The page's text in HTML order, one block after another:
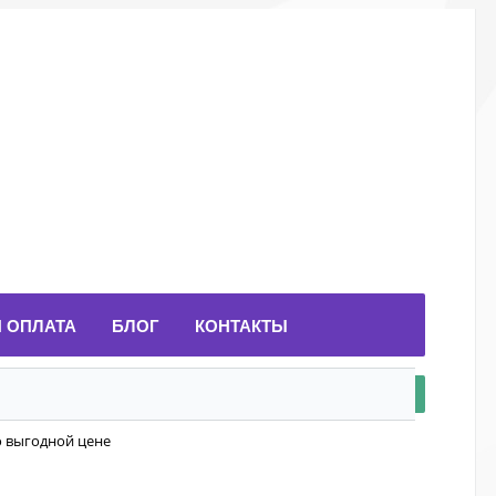
ОПЛАТА БЛОГ КОНТАКТЫ
цене